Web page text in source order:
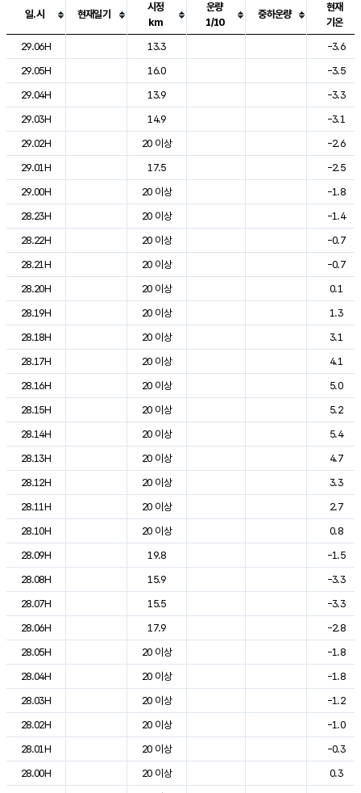
도시별 기상실황표로 지점, 날씨, 기온, 강수, 바람, 기압등을 안내한 표입
일.시 현재일기
시정
km
운량
1/10
중하운량
현재
기온
29.06H
13.3
-3.6
29.05H
16.0
-3.5
29.04H
13.9
-3.3
29.03H
14.9
-3.1
29.02H
20 이상
-2.6
29.01H
17.5
-2.5
29.00H
20 이상
-1.8
28.23H
20 이상
-1.4
28.22H
20 이상
-0.7
28.21H
20 이상
-0.7
28.20H
20 이상
0.1
28.19H
20 이상
1.3
28.18H
20 이상
3.1
28.17H
20 이상
4.1
28.16H
20 이상
5.0
28.15H
20 이상
5.2
28.14H
20 이상
5.4
28.13H
20 이상
4.7
28.12H
20 이상
3.3
28.11H
20 이상
2.7
28.10H
20 이상
0.8
28.09H
19.8
-1.5
28.08H
15.9
-3.3
28.07H
15.5
-3.3
28.06H
17.9
-2.8
28.05H
20 이상
-1.8
28.04H
20 이상
-1.8
28.03H
20 이상
-1.2
28.02H
20 이상
-1.0
28.01H
20 이상
-0.3
28.00H
20 이상
0.3